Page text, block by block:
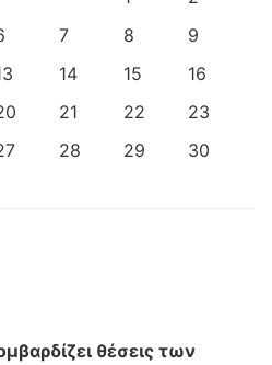
7 8
9
14 15
16
21 22
23
28 29
30
θέσεις των